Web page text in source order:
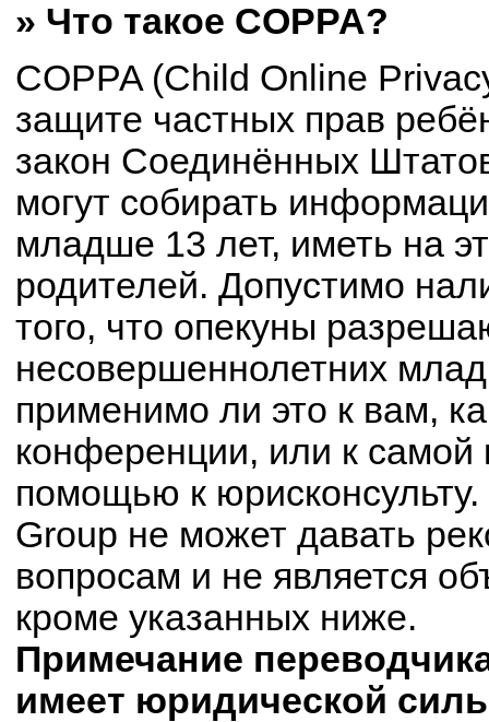
» Что такое COPPA?
COPPA (Child Online
защите частных прав
закон Соединённых
могут собирать
младше 13 лет, иметь на
родителей. Допустимо
того, что опекуны
несовершеннолетних
применимо ли это к вам,
конференции, или к самой
помощью к
Group не может давать
вопросам и не является
кроме указанных ниже.
Примечание
имеет юридической